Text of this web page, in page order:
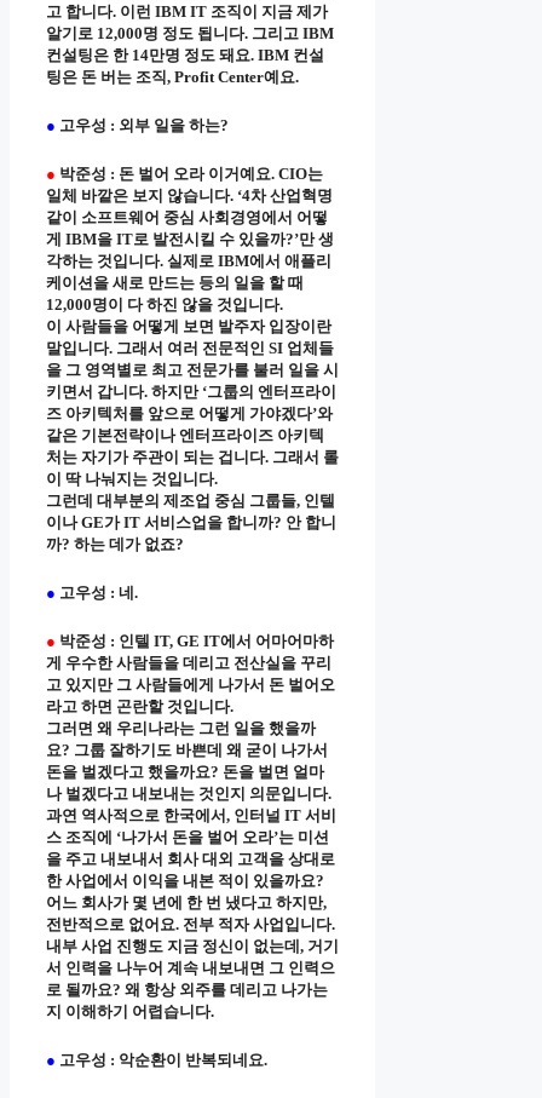
고 합니다. 이런 IBM IT 조직이 지금 제가
알기로 12,000명 정도 됩니다. 그리고 IBM
컨설팅은 한 14만명 정도 돼요. IBM 컨설
팅은 돈 버는 조직, Profit Center예요.
● 고우성 : 외부 일을 하는?
● 박준성 : 돈 벌어 오라 이거예요. CIO는
일체 바깥은 보지 않습니다. ‘4차 산업혁명
같이 소프트웨어 중심 사회경영에서 어떻
게 IBM을 IT로 발전시킬 수 있을까?’만 생
각하는 것입니다. 실제로 IBM에서 애플리
케이션을 새로 만드는 등의 일을 할 때
12,000명이 다 하진 않을 것입니다.
이 사람들을 어떻게 보면 발주자 입장이란
말입니다. 그래서 여러 전문적인 SI 업체들
을 그 영역별로 최고 전문가를 불러 일을 시
키면서 갑니다. 하지만 ‘그룹의 엔터프라이
즈 아키텍처를 앞으로 어떻게 가야겠다’와
같은 기본전략이나 엔터프라이즈 아키텍
처는 자기가 주관이 되는 겁니다. 그래서 롤
이 딱 나눠지는 것입니다.
그런데 대부분의 제조업 중심 그룹들, 인텔
이나 GE가 IT 서비스업을 합니까? 안 합니
까? 하는 데가 없죠?
● 고우성 : 네.
● 박준성 : 인텔 IT, GE IT에서 어마어마하
게 우수한 사람들을 데리고 전산실을 꾸리
고 있지만 그 사람들에게 나가서 돈 벌어오
라고 하면 곤란할 것입니다.
그러면 왜 우리나라는 그런 일을 했을까
요? 그룹 잘하기도 바쁜데 왜 굳이 나가서
돈을 벌겠다고 했을까요? 돈을 벌면 얼마
나 벌겠다고 내보내는 것인지 의문입니다.
과연 역사적으로 한국에서, 인터널 IT 서비
스 조직에 ‘나가서 돈을 벌어 오라’는 미션
을 주고 내보내서 회사 대외 고객을 상대로
한 사업에서 이익을 내본 적이 있을까요?
어느 회사가 몇 년에 한 번 냈다고 하지만,
전반적으로 없어요. 전부 적자 사업입니다.
내부 사업 진행도 지금 정신이 없는데, 거기
서 인력을 나누어 계속 내보내면 그 인력으
로 될까요? 왜 항상 외주를 데리고 나가는
지 이해하기 어렵습니다.
● 고우성 : 악순환이 반복되네요.